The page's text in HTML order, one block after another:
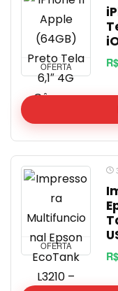
Móveis e
Outros
Perfumes,
Sem categoria
Smartphone e
TOP OFERTA
Vestuário
Viagem
Todas as
OFERTA
OFERTA